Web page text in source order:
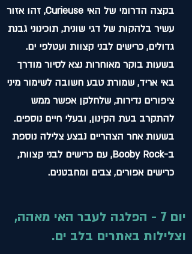
בקצה הדרומי של האי Curieuse, זהו אזור
עשיר בלהקות של דגי שונית, תוכינוני גבנת
גדולים, כרישים לבני קצוות ועטלפי ים.
בשעות בוקר מאוחרות נצא לסיור מודרך
באי אריד, שמורת טבע חשובה לשימור מיני
ציפורים נדירות, שלחלקן אפשר ממש
להתקרב בעת הקינון, ובעלי חיים נוספים.
בשעות אחר הצהריים נבצע צלילה נוספת
ב-Booby Rock, עם כרישים לבני קצוות,
כרישים אפורים, צבים ומחבטנים.
יום 7 - הפלגה לעבר האי מאהה,
וצלילות באתרים בלב ים.